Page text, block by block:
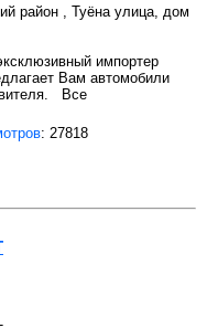
район , Туёна улица, дом
импортер
Вам автомобили
Все
: 27818